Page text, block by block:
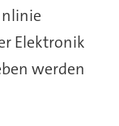
Elektronik
werden